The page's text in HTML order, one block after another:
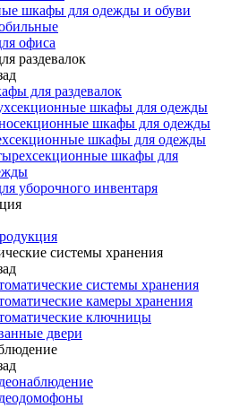
шкафы для одежды и обуви
офиса
раздевалок
для раздевалок
шкафы для одежды
шкафы для одежды
шкафы для одежды
шкафы для
уборочного инвентаря
системы хранения
системы хранения
камеры хранения
ключницы
двери